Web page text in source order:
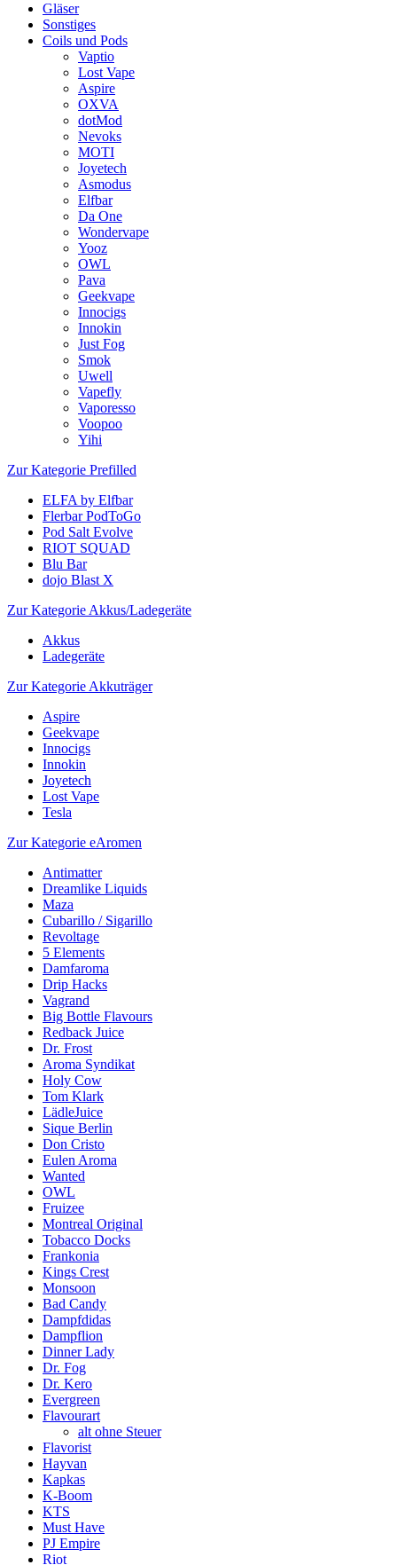
Gläser
Sonstiges
Coils und Pods
Vaptio
Lost Vape
Aspire
OXVA
dotMod
Nevoks
MOTI
Joyetech
Asmodus
Elfbar
Da One
Wondervape
Yooz
OWL
Pava
Geekvape
Innocigs
Innokin
Just Fog
Smok
Uwell
Vapefly
Vaporesso
Voopoo
Yihi
Zur Kategorie Prefilled
ELFA by Elfbar
Flerbar PodToGo
Pod Salt Evolve
RIOT SQUAD
Blu Bar
dojo Blast X
Zur Kategorie Akkus/Ladegeräte
Akkus
Ladegeräte
Zur Kategorie Akkuträger
Aspire
Geekvape
Innocigs
Innokin
Joyetech
Lost Vape
Tesla
Zur Kategorie eAromen
Antimatter
Dreamlike Liquids
Maza
Cubarillo / Sigarillo
Revoltage
5 Elements
Damfaroma
Drip Hacks
Vagrand
Big Bottle Flavours
Redback Juice
Dr. Frost
Aroma Syndikat
Holy Cow
Tom Klark
LädleJuice
Sique Berlin
Don Cristo
Eulen Aroma
Wanted
OWL
Fruizee
Montreal Original
Tobacco Docks
Frankonia
Kings Crest
Monsoon
Bad Candy
Dampfdidas
Dampflion
Dinner Lady
Dr. Fog
Dr. Kero
Evergreen
Flavourart
alt ohne Steuer
Flavorist
Hayvan
Kapkas
K-Boom
KTS
Must Have
PJ Empire
Riot